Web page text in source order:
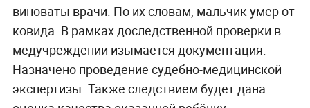
виноваты врачи. По их словам, мальчик умер от
ковида. В рамках доследственной проверки в
медучреждении изымается документация.
Назначено проведение судебно-медицинской
экспертизы. Также следствием будет дана